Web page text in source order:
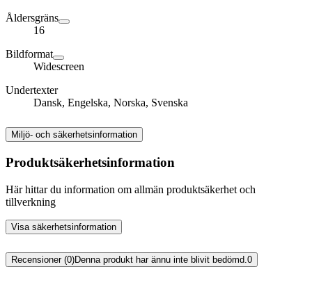
Åldersgräns
16
Bildformat
Widescreen
Undertexter
Dansk, Engelska, Norska, Svenska
Miljö- och säkerhetsinformation
Produktsäkerhetsinformation
Här hittar du information om allmän produktsäkerhet och
tillverkning
Visa säkerhetsinformation
Recensioner (0)Denna produkt har ännu inte blivit bedömd.0